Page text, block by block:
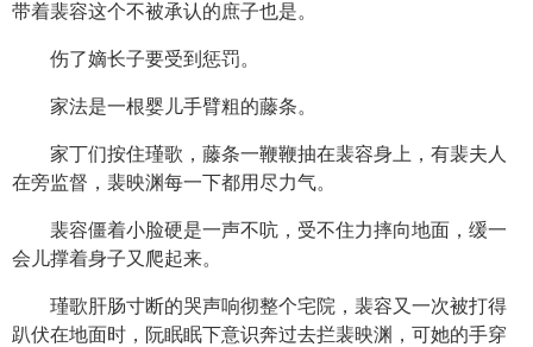
带着裴容这个不被承认的庶子也是。
伤了嫡长子要受到惩罚。
家法是一根婴儿手臂粗的藤条。
家丁们按住瑾歌，藤条一鞭鞭抽在裴容身上，有裴夫人
在旁监督，裴映渊每一下都用尽力气。
裴容僵着小脸硬是一声不吭，受不住力摔向地面，缓一
会儿撑着身子又爬起来。
瑾歌肝肠寸断的哭声响彻整个宅院，裴容又一次被打得
趴伏在地面时，阮眠眠下意识奔过去拦裴映渊，可她的手穿